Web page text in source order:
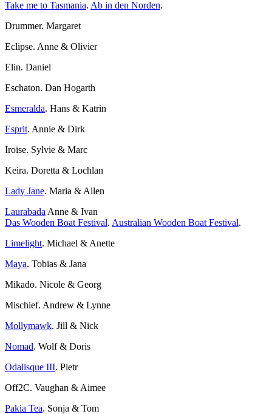
Take me to Tasmania. Ab in den Norden.
Drummer. Margaret
Eclipse. Anne & Olivier
Elin. Daniel
Eschaton. Dan Hogarth
Esmeralda. Hans & Katrin
Esprit. Annie & Dirk
Iroise. Sylvie & Marc
Keira. Doretta & Lochlan
Lady Jane. Maria & Allen
Laurabada Anne & Ivan
Das Wooden Boat Festival. Australian Wooden Boat Festival.
Limelight. Michael & Anette
Maya. Tobias & Jana
Mikado. Nicole & Georg
Mischief. Andrew & Lynne
Mollymawk. Jill & Nick
Nomad. Wolf & Doris
Odalisque III. Pietr
Off2C. Vaughan & Aimee
Pakia Tea. Sonja & Tom